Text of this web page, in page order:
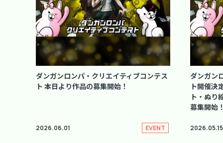
ダンガンロンパ・クリエイティブコンテス
ト 本日より作品の募集開始！
2026.06.01 EVENT
ダンガン
ト開催決
ト・ぬり
募集開始
2026.05.15